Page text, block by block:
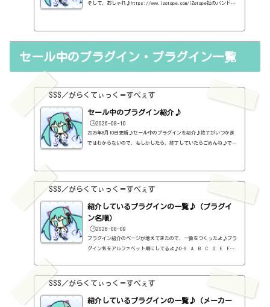
そして、おしゃれ♪https://www.izotope.com/iZotope社のバンドル
ic.xyz/2021/03/04/%ef%bc%96%ef%bc%98%ef%bc%8e%e6%9c%89%e
セール中のプラグイン・プラグイン一覧
SSS／がらくてぃっく＝すぺぇす
セール中のプラグイン紹介♪
🕒️2026-08-10
2026年8月10日更新♪セール中のプラグインを紹介♪終了がいつかま
ではわからないので、もしかしたら、終了していたらごめんね♪で、
(Bass・Drum)（IK MULTIMEDIA）定価：299.99ユーロ → 69.99ドル（A
UDIO DELUXEさん）Total Studio 5 MAX（IK MULTIMEDIA）定価：599.9
9ユーロ...
SSS／がらくてぃっく＝すぺぇす
紹介しているプラグインの一覧♪（プラグイ
ン名順）
🕒️2026-08-09
プラグイン紹介のページが増えてきたので、一覧をつくったよ♪プラ
グイン名をアルファベット順にしてるよ♪0-9 A B C D E F G
料）2B DELAYED CLASSIC（2B Played Music・ディレイ・有料）2B RE
VERBED（2B Played Music・リバーブ・有料）2B Shaped Filter（2
B Played Music・フィルタープラグイン・有料）3-Band EQ（Kilohe
SSS／がらくてぃっく＝すぺぇす
紹介しているプラグインの一覧♪（メーカー